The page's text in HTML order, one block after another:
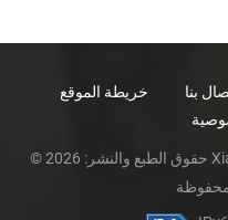
بنا خريطة الموقع
© حقوق الطبع والنشر: 2026 Xiamen Cashino Technology Co., Ltd.